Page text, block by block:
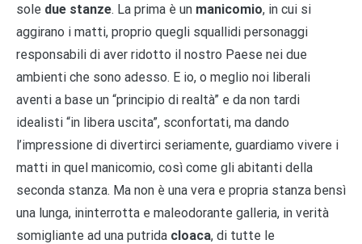
sole due stanze. La prima è un manicomio, in cui si
aggirano i matti, proprio quegli squallidi personaggi
responsabili di aver ridotto il nostro Paese nei due
ambienti che sono adesso. E io, o meglio noi liberali
aventi a base un “principio di realtà” e da non tardi
idealisti “in libera uscita”, sconfortati, ma dando
l’impressione di divertirci seriamente, guardiamo vivere i
matti in quel manicomio, così come gli abitanti della
seconda stanza. Ma non è una vera e propria stanza bensì
una lunga, ininterrotta e maleodorante galleria, in verità
somigliante ad una putrida cloaca, di tutte le